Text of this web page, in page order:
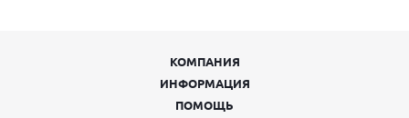
КОМПАНИЯ
ИНФОРМАЦИЯ
ПОМОЩЬ